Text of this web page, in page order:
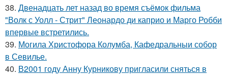
38. Двенадцать лет назад во время съёмок фильма
"Волк с Уолл - Стрит" Леонардо ди каприо и Марго Робби
впервые встретились.
39. Могила Христофора Колумба, Кафедральныи собор
в Севилье.
40. В2001 году Анну Курникову пригласили сняться в